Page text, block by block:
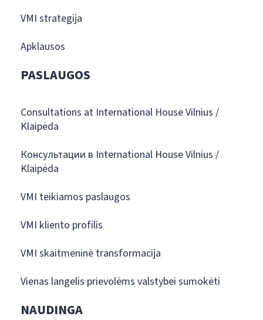
VMI strategija
Apklausos
PASLAUGOS
Consultations at International House Vilnius /
Klaipėda
Консультации в International House Vilnius /
Klaipėda
VMI teikiamos paslaugos
VMI kliento profilis
VMI skaitmeninė transformacija
Vienas langelis prievolėms valstybei sumokėti
NAUDINGA